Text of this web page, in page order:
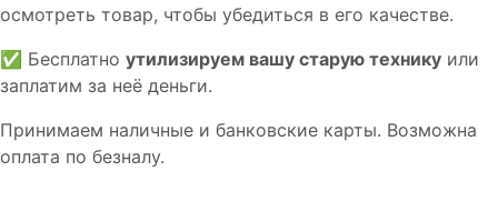
осмотреть товар, чтобы убедиться в его качестве.
✅ Бесплатно утилизируем вашу старую технику или
заплатим за неё деньги.
Принимаем наличные и банковские карты. Возможна
оплата по безналу.